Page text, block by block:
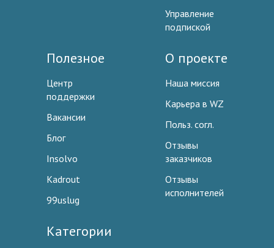
Управление
подпиской
Полезное
Центр
поддержки
Вакансии
Блог
Insolvo
Kadrout
99uslug
О проекте
Наша миссия
Карьера в WZ
Польз. согл.
Отзывы
заказчиков
Отзывы
исполнителей
Категории